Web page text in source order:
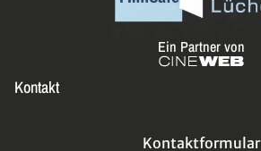
Ein Partner von
Kontakt
Kontaktformular